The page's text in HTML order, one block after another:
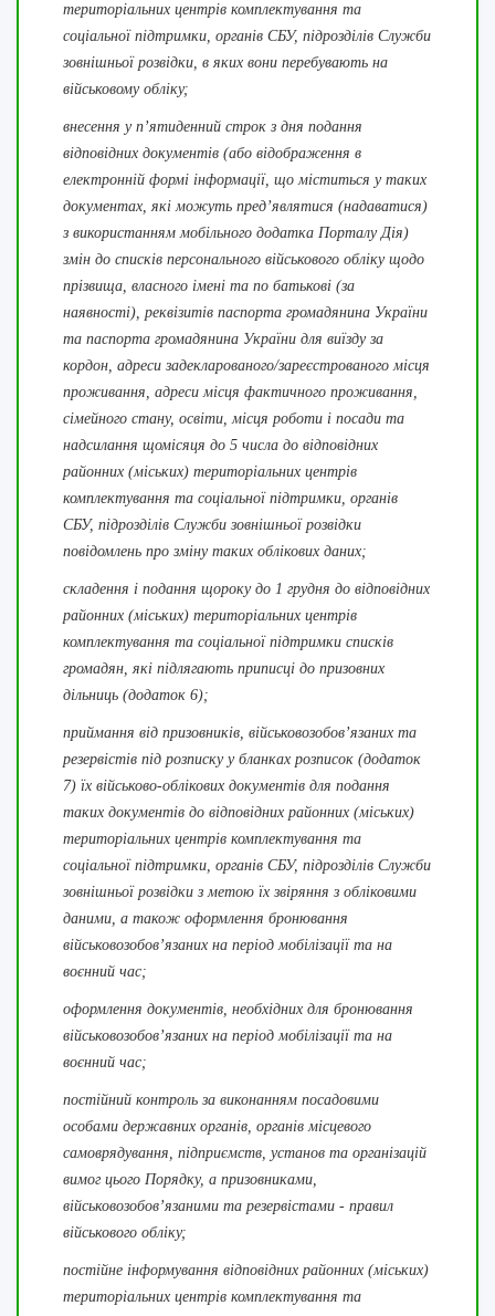
територіальних центрів комплектування та
соціальної підтримки, органів СБУ, підрозділів Служби
зовнішньої розвідки, в яких вони перебувають на
військовому обліку;
внесення у п’ятиденний строк з дня подання
відповідних документів (або відображення в
електронній формі інформації, що міститься у таких
документах, які можуть пред’являтися (надаватися)
з використанням мобільного додатка Порталу Дія)
змін до списків персонального військового обліку щодо
прізвища, власного імені та по батькові (за
наявності), реквізитів паспорта громадянина України
та паспорта громадянина України для виїзду за
кордон, адреси задекларованого/зареєстрованого місця
проживання, адреси місця фактичного проживання,
сімейного стану, освіти, місця роботи і посади та
надсилання щомісяця до 5 числа до відповідних
районних (міських) територіальних центрів
комплектування та соціальної підтримки, органів
СБУ, підрозділів Служби зовнішньої розвідки
повідомлень про зміну таких облікових даних;
складення і подання щороку до 1 грудня до відповідних
районних (міських) територіальних центрів
комплектування та соціальної підтримки списків
громадян, які підлягають приписці до призовних
дільниць (додаток 6);
приймання від призовників, військовозобов’язаних та
резервістів під розписку у бланках розписок (додаток
7) їх військово-облікових документів для подання
таких документів до відповідних районних (міських)
територіальних центрів комплектування та
соціальної підтримки, органів СБУ, підрозділів Служби
зовнішньої розвідки з метою їх звіряння з обліковими
даними, а також оформлення бронювання
військовозобов’язаних на період мобілізації та на
воєнний час;
оформлення документів, необхідних для бронювання
військовозобов’язаних на період мобілізації та на
воєнний час;
постійний контроль за виконанням посадовими
особами державних органів, органів місцевого
самоврядування, підприємств, установ та організацій
вимог цього Порядку, а призовниками,
військовозобов’язаними та резервістами - правил
військового обліку;
постійне інформування відповідних районних (міських)
територіальних центрів комплектування та